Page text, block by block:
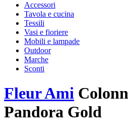
Accessori
Tavola e cucina
Tessili
Vasi e fioriere
Mobili e lampade
Outdoor
Marche
Sconti
Fleur Ami
Pandora Gold